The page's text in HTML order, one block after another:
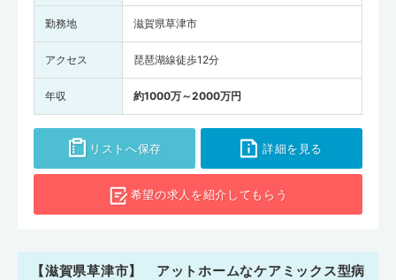
勤務地 滋賀県草津市
アクセス 琵琶湖線徒歩12分
年収 約1000万～2000万円
リストへ保存 詳細を見る
希望の求人を紹介してもらう
【滋賀県草津市】 アットホームなケアミックス型病